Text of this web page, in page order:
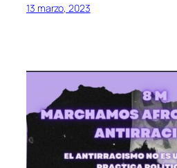
13 marzo, 2023